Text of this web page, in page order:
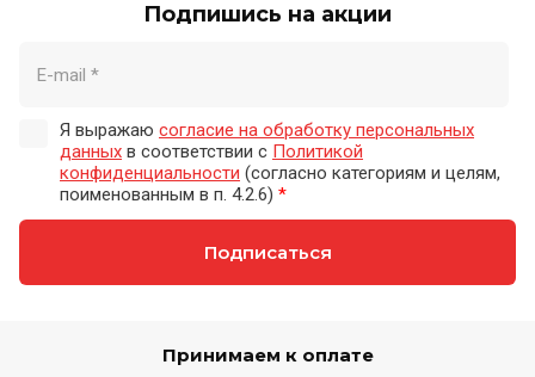
Подпишись на акции
Я выражаю согласие на обработку персональных
данных в соответствии с Политикой
конфиденциальности (согласно категориям и целям,
поименованным в п. 4.2.6) *
Подписаться
Принимаем к оплате